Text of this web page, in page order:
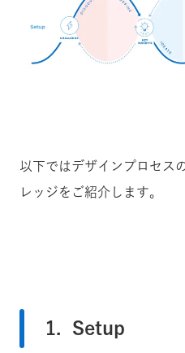
以下ではデザインプロセス
レッジをご紹介します。
1. Setup